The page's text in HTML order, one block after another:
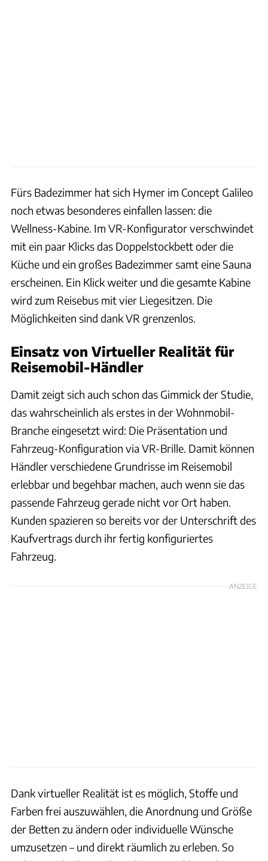
Fürs Badezimmer hat sich Hymer im Concept Galileo
noch etwas besonderes einfallen lassen: die
Wellness-Kabine. Im VR-Konfigurator verschwindet
mit ein paar Klicks das Doppelstockbett oder die
Küche und ein großes Badezimmer samt eine Sauna
erscheinen. Ein Klick weiter und die gesamte Kabine
wird zum Reisebus mit vier Liegesitzen. Die
Möglichkeiten sind dank VR grenzenlos.
Einsatz von Virtueller Realität für
Reisemobil-Händler
Damit zeigt sich auch schon das Gimmick der Studie,
das wahrscheinlich als erstes in der Wohnmobil-
Branche eingesetzt wird: Die Präsentation und
Fahrzeug-Konfiguration via VR-Brille. Damit können
Händler verschiedene Grundrisse im Reisemobil
erlebbar und begehbar machen, auch wenn sie das
passende Fahrzeug gerade nicht vor Ort haben.
Kunden spazieren so bereits vor der Unterschrift des
Kaufvertrags durch ihr fertig konfiguriertes
Fahrzeug.
ANZEIGE
Dank virtueller Realität ist es möglich, Stoffe und
Farben frei auszuwählen, die Anordnung und Größe
der Betten zu ändern oder individuelle Wünsche
umzusetzen – und direkt räumlich zu erleben. So